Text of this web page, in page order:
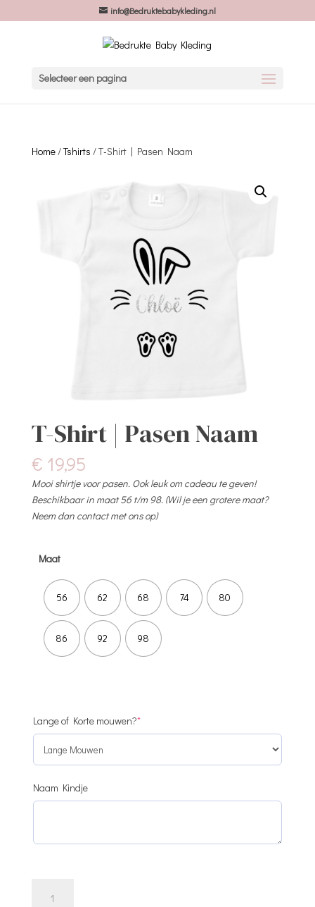
info@Bedruktebabykleding.nl
Selecteer een pagina
Home/Tshirts / T-Shirt | Pasen Naam
T-Shirt | Pasen Naam
€ 19,95
Mooi shirtje voor pasen. Ook leuk om cadeau te geven!
Beschikbaar in maat 56 t/m 98. (Wil je een grotere maat?
Neem dan contact met ons op)
Maat
56 62 68 74 80
86 92 98
Lange of Korte mouwen?*(required)
Naam Kindje